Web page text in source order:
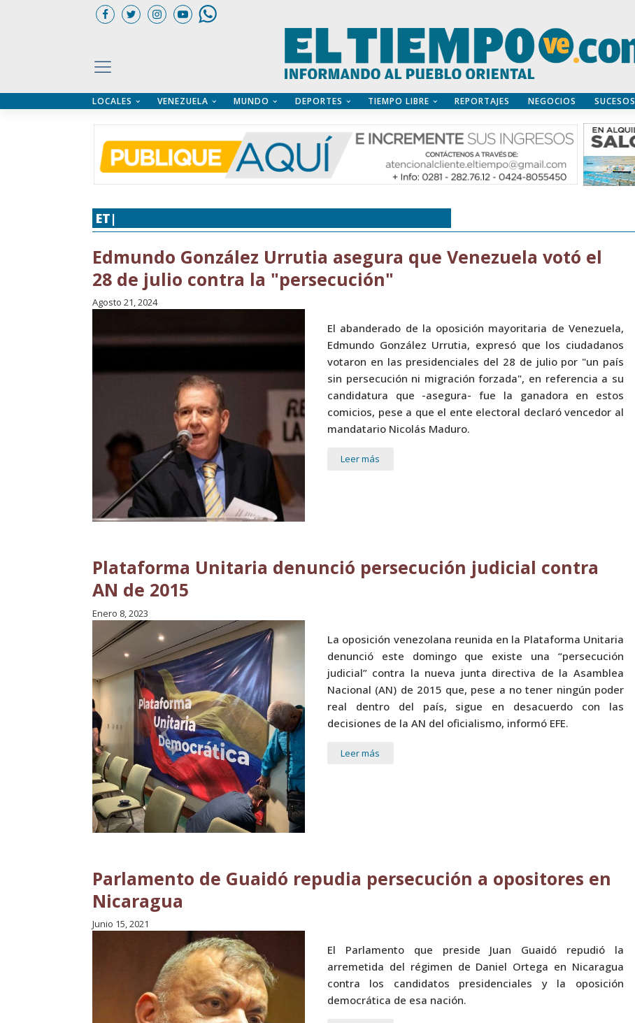
LOCALES VENEZUELA MUNDO DEPORTES TIEMPO LIBRE REPORTAJES NEGOCIOS SUCESOS
ET|
Edmundo González Urrutia asegura que Venezuela votó el
28 de julio contra la "persecución"
Agosto 21, 2024
El abanderado de la oposición mayoritaria de Venezuela,
Edmundo González Urrutia, expresó que los ciudadanos
votaron en las presidenciales del 28 de julio por "un país
sin persecución ni migración forzada", en referencia a su
candidatura que -asegura- fue la ganadora en estos
comicios, pese a que el ente electoral declaró vencedor al
mandatario Nicolás Maduro.
Leer más
Plataforma Unitaria denunció persecución judicial contra
AN de 2015
Enero 8, 2023
La oposición venezolana reunida en la Plataforma Unitaria
denunció este domingo que existe una “persecución
judicial” contra la nueva junta directiva de la Asamblea
Nacional (AN) de 2015 que, pese a no tener ningún poder
real dentro del país, sigue en desacuerdo con las
decisiones de la AN del oficialismo, informó EFE.
Leer más
Parlamento de Guaidó repudia persecución a opositores en
Nicaragua
Junio 15, 2021
El Parlamento que preside Juan Guaidó repudió la
arremetida del régimen de Daniel Ortega en Nicaragua
contra los candidatos presidenciales y la oposición
democrática de esa nación.